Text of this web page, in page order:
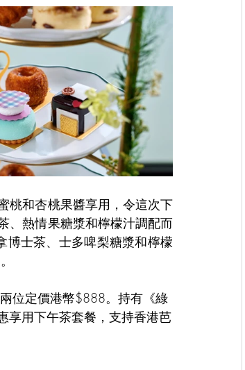
桃和杏桃果醬享用，令這次下
、熱情果糖漿和檸檬汁調配而
博士茶、士多啤梨糖漿和檸檬
位定價港幣$888。持有《綠
享用下午茶套餐，支持香港芭